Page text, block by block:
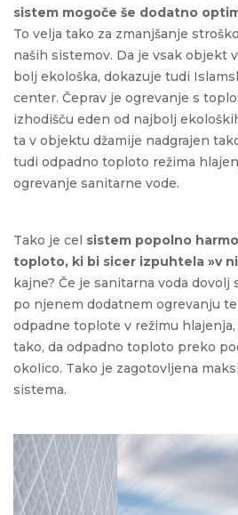
sistem mogoče še dodatno
To velja tako za zmanjšanje
naših sistemov. Da je vsak objekt
bolj ekološka, dokazuje tudi
center. Čeprav je ogrevanje s
izhodišču eden od najbolj
ta v objektu džamije nadgrajen
tudi odpadno toploto režima
ogrevanje sanitarne vode.
Tako je cel sistem popolno
toploto, ki bi sicer izpuhtela »v
kajne? Če je sanitarna voda
po njenem dodatnem ogrevanju
odpadne toplote v režimu
tako, da odpadno toploto preko
okolico. Tako je zagotovljena
sistema.